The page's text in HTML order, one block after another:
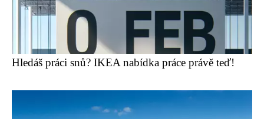
Hledáš práci snů? IKEA nabídka práce právě teď!